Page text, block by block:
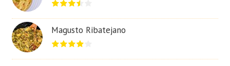
Magusto Ribatejano